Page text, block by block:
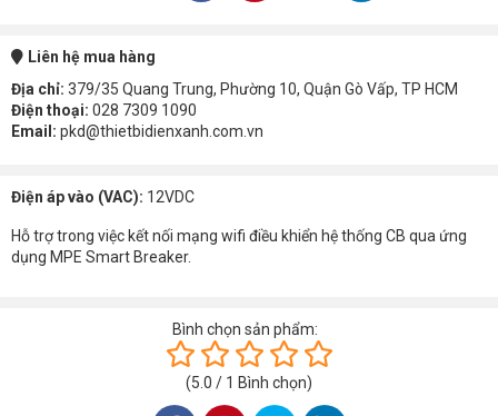
Liên hệ mua hàng
Địa chỉ: 379/35 Quang Trung, Phường 10, Quận Gò Vấp, TP HCM
Điện thoại: 028 7309 1090
Email: pkd@thietbidienxanh.com.vn
Điện áp vào (VAC): 12VDC
Hỗ trợ trong việc kết nối mạng wifi điều khiển hệ thống CB qua ứng
dụng MPE Smart Breaker.
Bình chọn sản phẩm:
(5.0 / 1 Bình chọn)